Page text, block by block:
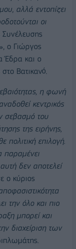
αλλά εντοπίζει
οι
ο Γιώργος
Έδρα και ο
Βατικανό.
η φωνή
κεντρικός
σεβασμό του
της ειρήνης,
πολιτική επιλογή.
παραμένει
δεν αποτελεί
ο κύριος
την όλο και πιο
μπορεί και
διαχείριση των